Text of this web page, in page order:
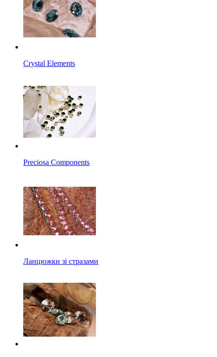
Crystal Elements
Preciosa Components
Ланцюжки зі стразами